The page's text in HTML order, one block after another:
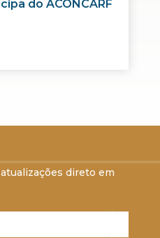
do ACONCARF
direto em